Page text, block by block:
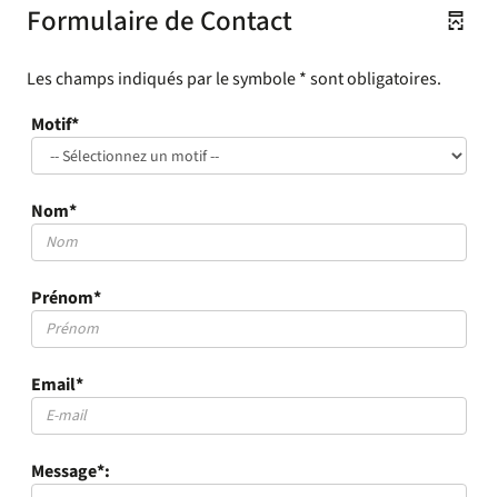
Formulaire de Contact
Les champs indiqués par le symbole * sont obligatoires.
Motif*
Nom*
Prénom*
Email*
Message*: